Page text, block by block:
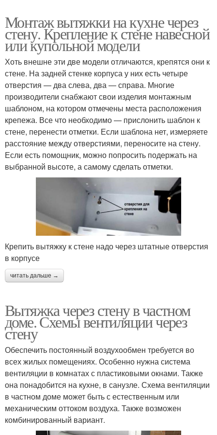
Монтаж вытяжки на кухне через
стену. Крепление к стене навесной
или купольной модели
Хоть внешне эти две модели отличаются, крепятся они к
стене. На задней стенке корпуса у них есть четыре
отверстия — два слева, два — справа. Многие
производители снабжают свои изделия монтажным
шаблоном, на котором отмечены места расположения
крепежа. Все что необходимо — прислонить шаблон к
стене, перенести отметки. Если шаблона нет, измеряете
расстояние между отверстиями, переносите на стену.
Если есть помощник, можно попросить подержать на
выбранной высоте, а самому сделать отметки.
Крепить вытяжку к стене надо через штатные отверстия
в корпусе
читать дальше →
Вытяжка через стену в частном
доме. Схемы вентиляции через
стену
Обеспечить постоянный воздухообмен требуется во
всех жилых помещениях. Особенно нужна система
вентиляции в комнатах с пластиковыми окнами. Также
она понадобится на кухне, в санузле. Схема вентиляции
в частном доме может быть с естественным или
механическим оттоком воздуха. Также возможен
комбинированный вариант.